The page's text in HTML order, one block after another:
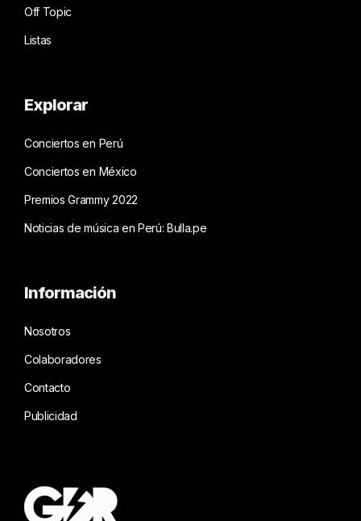
Off Topic
Listas
Explorar
Conciertos en Perú
Conciertos en México
Premios Grammy 2022
Noticias de música en Perú: Bulla.pe
Información
Nosotros
Colaboradores
Contacto
Publicidad